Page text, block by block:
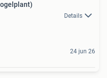
Details
24 jun 26